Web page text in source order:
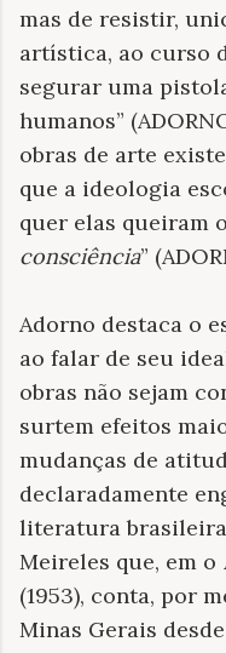
mas de resistir,
artística, ao curso
segurar uma
humanos”
obras de arte
que a ideologia
quer elas queiram
consciência”
Adorno destaca o
ao falar de seu
obras não sejam
surtem efeitos
mudanças de
declaradamente
literatura
Meireles que, em o
(1953), conta, por
Minas Gerais